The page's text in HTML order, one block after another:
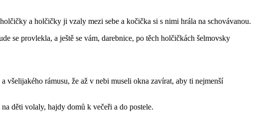
a holčičky ji vzaly mezi sebe a kočička si s nimi hrála na schovávanou.
se provlekla, a ještě se vám, darebnice, po těch holčičkách šelmovsky
rámusu, že až v nebi museli okna zavírat, aby ti nejmenší
děti volaly, hajdy domů k večeři a do postele.